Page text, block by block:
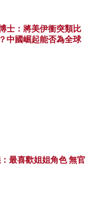
士：將美伊衝突類比
中國崛起能否為全球
最喜歡姐姐角色 無官